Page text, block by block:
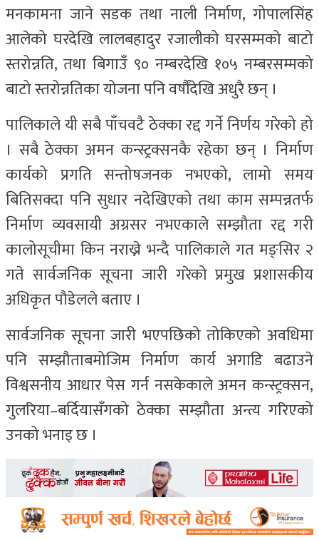
मनकामना जाने सडक तथा नाली निर्माण, गोपालसिंह
आलेको घरदेखि लालबहादुर रजालीको घरसम्मको बाटो
स्तरोन्नति, तथा बिगाउँ ९० नम्बरदेखि १०५ नम्बरसम्मको
बाटो स्तरोन्नतिका योजना पनि वर्षौंदेखि अधुरै छन् ।
पालिकाले यी सबै पाँचवटै ठेक्का रद्द गर्ने निर्णय गरेको हो
। सबै ठेक्का अमन कन्स्ट्रक्सनकै रहेका छन् । निर्माण
कार्यको प्रगति सन्तोषजनक नभएको, लामो समय
बितिसक्दा पनि सुधार नदेखिएको तथा काम सम्पन्नतर्फ
निर्माण व्यवसायी अग्रसर नभएकाले सम्झौता रद्द गरी
कालोसूचीमा किन नराख्ने भन्दै पालिकाले गत मङ्सिर २
गते सार्वजनिक सूचना जारी गरेको प्रमुख प्रशासकीय
अधिकृत पौडेलले बताए ।
सार्वजनिक सूचना जारी भएपछिको तोकिएको अवधिमा
पनि सम्झौताबमोजिम निर्माण कार्य अगाडि बढाउने
विश्वसनीय आधार पेस गर्न नसकेकाले अमन कन्स्ट्रक्सन,
गुलरिया–बर्दियासँगको ठेक्का सम्झौता अन्त्य गरिएको
उनको भनाइ छ ।